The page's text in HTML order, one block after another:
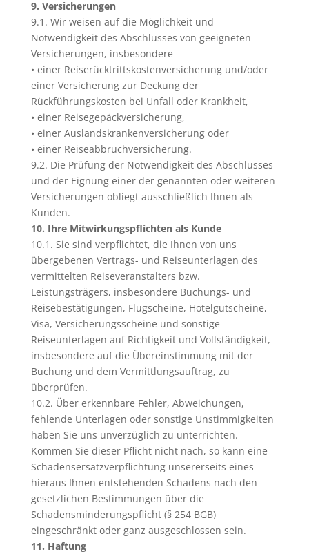
9. Versicherungen
9.1. Wir weisen auf die Möglichkeit und
Notwendigkeit des Abschlusses von geeigneten
Versicherungen, insbesondere
• einer Reiserücktrittskostenversicherung und/oder
einer Versicherung zur Deckung der
Rückführungskosten bei Unfall oder Krankheit,
• einer Reisegepäckversicherung,
• einer Auslandskrankenversicherung oder
• einer Reiseabbruchversicherung.
9.2. Die Prüfung der Notwendigkeit des Abschlusses
und der Eignung einer der genannten oder weiteren
Versicherungen obliegt ausschließlich Ihnen als
Kunden.
10. Ihre Mitwirkungspflichten als Kunde
10.1. Sie sind verpflichtet, die Ihnen von uns
übergebenen Vertrags- und Reiseunterlagen des
vermittelten Reiseveranstalters bzw.
Leistungsträgers, insbesondere Buchungs- und
Reisebestätigungen, Flugscheine, Hotelgutscheine,
Visa, Versicherungsscheine und sonstige
Reiseunterlagen auf Richtigkeit und Vollständigkeit,
insbesondere auf die Übereinstimmung mit der
Buchung und dem Vermittlungsauftrag, zu
überprüfen.
10.2. Über erkennbare Fehler, Abweichungen,
fehlende Unterlagen oder sonstige Unstimmigkeiten
haben Sie uns unverzüglich zu unterrichten.
Kommen Sie dieser Pflicht nicht nach, so kann eine
Schadensersatzverpflichtung unsererseits eines
hieraus Ihnen entstehenden Schadens nach den
gesetzlichen Bestimmungen über die
Schadensminderungspflicht (§ 254 BGB)
eingeschränkt oder ganz ausgeschlossen sein.
11. Haftung